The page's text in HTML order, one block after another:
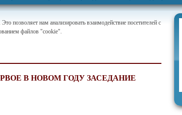
позволяет нам анализировать взаимодействие посетителей с
файлов "cookie".
В НОВОМ ГОДУ ЗАСЕДАНИЕ